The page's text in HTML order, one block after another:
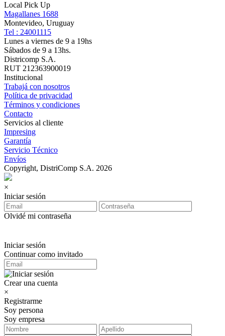
Local Pick Up
Magallanes 1688
Montevideo, Uruguay
Tel : 24001115
Lunes a viernes de 9 a 19hs
Sábados de 9 a 13hs.
Districomp S.A.
RUT 212363900019
Institucional
Trabajá con nosotros
Política de privacidad
Términos y condiciones
Contacto
Servicios al cliente
Impresing
Garantía
Servicio Técnico
Envíos
Copyright, DistriComp S.A. 2026
×
Iniciar sesión
Olvidé mi contraseña
Iniciar sesión
Continuar como invitado
Crear una cuenta
×
Registrarme
Soy persona
Soy empresa